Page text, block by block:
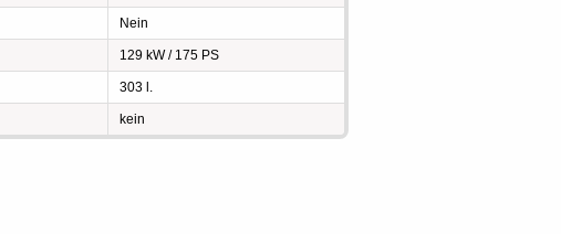
Nein
129 kW / 175 PS
303 l.
kein